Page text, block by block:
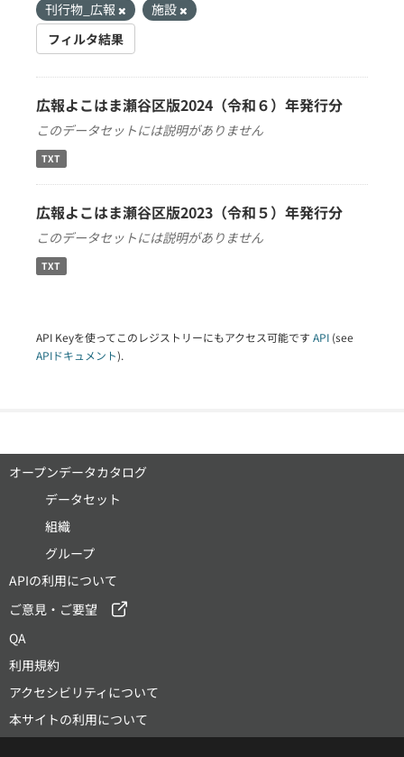
刊行物_広報
施設
フィルタ結果
広報よこはま瀬谷区版2024（令和６）年発行分
このデータセットには説明がありません
TXT
広報よこはま瀬谷区版2023（令和５）年発行分
このデータセットには説明がありません
TXT
API Keyを使ってこのレジストリーにもアクセス可能です API (see
APIドキュメント).
オープンデータカタログ
データセット
組織
グループ
APIの利用について
ご意見・ご要望
QA
利用規約
アクセシビリティについて
本サイトの利用について